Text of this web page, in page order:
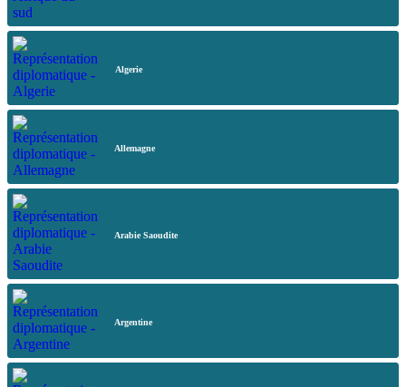
Algerie
Allemagne
Arabie Saoudite
Argentine